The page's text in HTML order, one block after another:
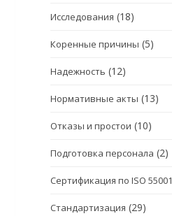
Исследования (18)
Коренные причины (5)
Надежность (12)
Нормативные акты (13)
Отказы и простои (10)
Подготовка персонала (2)
Сертификация по ISO 55001
Стандартизация (29)